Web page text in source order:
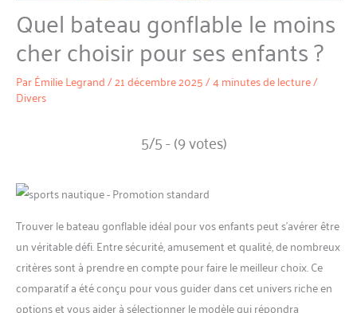
Quel bateau gonflable le moins
cher choisir pour ses enfants ?
ParÉmilie Legrand/21 décembre 2025/4 minutes de lecture/
Divers
5/5 - (9 votes)
Trouver le bateau gonflable idéal pour vos enfants peut s’avérer être
un véritable défi. Entre sécurité, amusement et qualité, de nombreux
critères sont à prendre en compte pour faire le meilleur choix. Ce
comparatif a été conçu pour vous guider dans cet univers riche en
options et vous aider à sélectionner le modèle qui répondra